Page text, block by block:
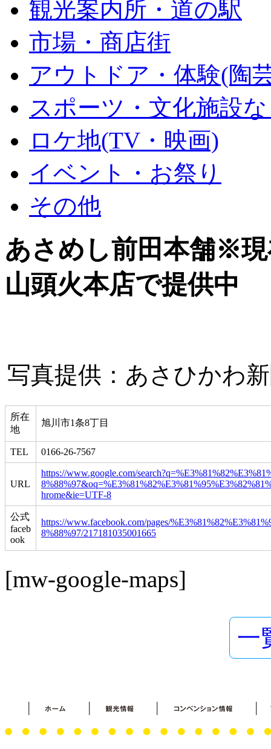
観光案内所・道の駅
市場・商店街
アウトドア・体験(陶
スポーツ・文化施設
ロケ地(TV・映画)
イベント・お祭り
その他
あさめし前田本舗※
山頭火本店で提供中
写真提供：あさひかわ
所在
地
旭川市1条8丁目
TEL 0166-26-7567
URL
https://www.google.com/
hrome&ie=UTF-8
公式
faceb
ook
https://www.facebook.com/pages/
8%88%97/217181035001665
[mw-google-maps]
一